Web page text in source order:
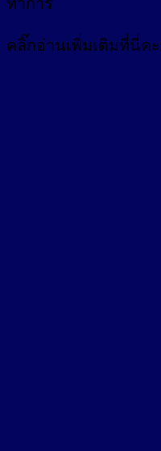
คลิ๊กอ่านเพิ่มเติมที่นี่ค